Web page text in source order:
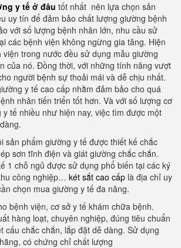
y tế ở đâu tốt nhất nên lựa chọn sản
uy tín để đảm bảo chất lượng giường bệnh
với số lượng bệnh nhân lớn, nhu cầu sử
các bệnh viện không ngừng gia tăng. Hiện
viện trong nước đều sử dụng mẫu giường
của nó. Đồng thời, với những tính năng vượt
người bệnh sự thoải mái và dễ chịu nhất.
y tế cao cấp nhằm đảm bảo cho quá
nhân tiến triển tốt hơn. Và với số lượng cơ
tế nhiều như hiện nay, việc tìm được một
sản phẩm giường y tế được thiết kế chắc
sơn tĩnh điện và giát giường chắc chắn.
1 chỗ ngủ được sử dụng phổ biến tại các ký
công nghiệp… két sắt cao cấp là địa chỉ uy
chọn mua giường y tế đa năng.
bệnh viện, cơ sở y tế khám chữa bệnh.
hàng loạt, chuyên nghiệp, đúng tiêu chuẩn
cấu chắc chắn, lắp đặt dễ dàng. Sử dụng
có chứng chỉ chất lượng